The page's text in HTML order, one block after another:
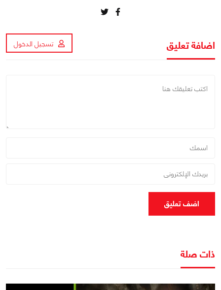
اضافة تعليق تسجيل الدخول
اضف تعليق
ذات صلة